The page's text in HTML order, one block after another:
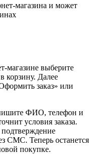
магазина и может
магазине выберите
корзину. Далее
заказ» или
ФИО, телефон и
условия заказа.
подтверждение
СМС. Теперь останется
покупке.